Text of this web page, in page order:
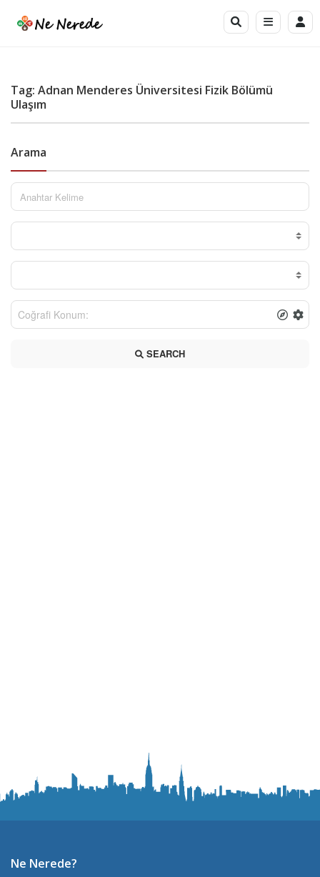
Tag: Adnan Menderes Üniversitesi Fizik Bölümü
Ulaşım
Arama
SEARCH
Ne Nerede?